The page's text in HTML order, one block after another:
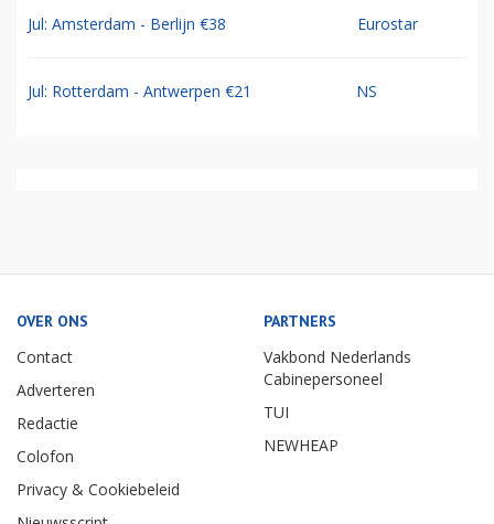
Jul: Amsterdam - Berlijn €38 Eurostar
Jul: Rotterdam - Antwerpen €21 NS
OVER ONS
Contact
Adverteren
Redactie
Colofon
Privacy & Cookiebeleid
PARTNERS
Vakbond Nederlands
Cabinepersoneel
TUI
NEWHEAP